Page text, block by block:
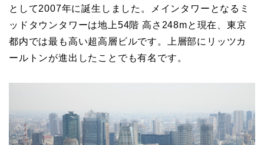
として2007年に誕生しました。メインタワーとなるミ
ッドタウンタワーは地上54階 高さ248mと現在、東京
都内では最も高い超高層ビルです。上層部にリッツカ
ールトンが進出したことでも有名です。